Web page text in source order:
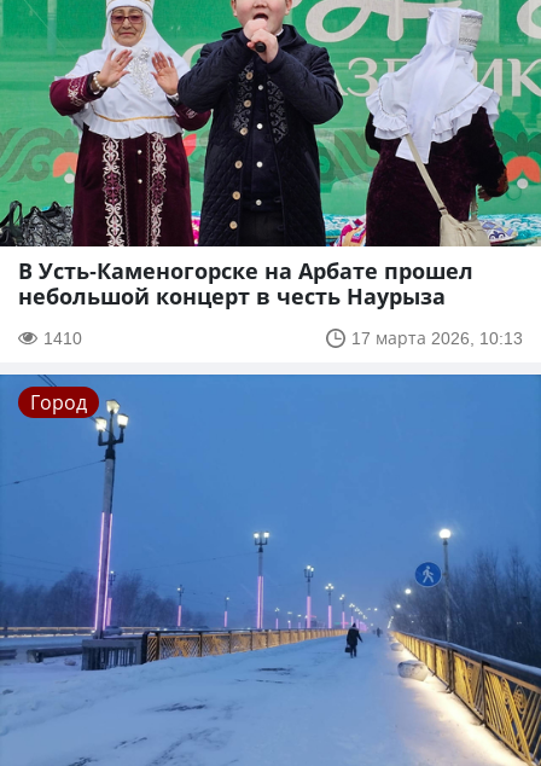
В Усть-Каменогорске на Арбате прошел
небольшой концерт в честь Наурыза
1410 17 марта 2026, 10:13
Город